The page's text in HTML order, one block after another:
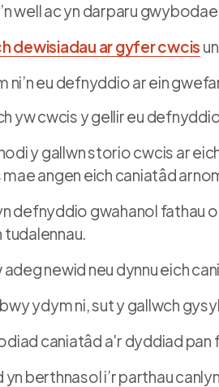
well ac yn darparu
dewisiadau ar gyfer cwcis
ni’n eu defnyddio ar ein
yw cwcis y gellir eu
y gallwn storio cwcis ar
angen eich caniatâd
defnyddio gwahanol fathau
adeg newid neu dynnu eich
ydym ni, sut y gallwch
caniatâd a'r dyddiad pan
yn berthnasol i’r parthau